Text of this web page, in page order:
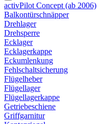
activPilot Concept (ab 2006)
Balkontürschnäpper
Drehlager
Drehsperre
Ecklager
Ecklagerkappe
Eckumlenkung
Fehlschaltsicherung
Flügelheber
Flügellager
Flügellagerkappe
Getriebeschiene
Griffgarnitur